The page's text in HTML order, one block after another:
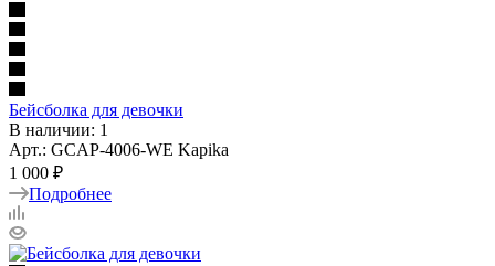
Бейсболка для девочки
В наличии: 1
Арт.: GCAP-4006-WE Kapika
1 000 ₽
Подробнее